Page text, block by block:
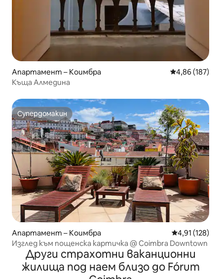
Апартамент – Коимбра Средна
4,86 (187)
Къща Алмедина
Супердомакин
Супердомакин
Апартамент – Коимбра Средна
4,91 (128)
Изглед към пощенска картичка @ Coimbra Downtown
Други страхотни ваканционни
жилища под наем близо до Fórum